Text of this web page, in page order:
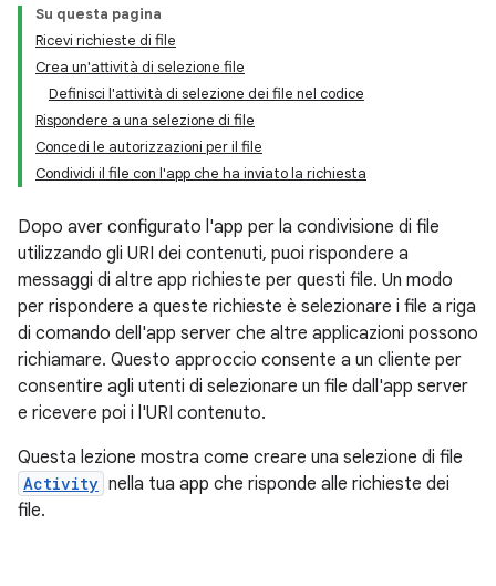
Su questa pagina
Ricevi richieste di file
Crea un'attività di selezione file
Definisci l'attività di selezione dei file nel codice
Rispondere a una selezione di file
Concedi le autorizzazioni per il file
Condividi il file con l'app che ha inviato la richiesta
Dopo aver configurato l'app per la condivisione di file
utilizzando gli URI dei contenuti, puoi rispondere a
messaggi di altre app richieste per questi file. Un modo
per rispondere a queste richieste è selezionare i file a riga
di comando dell'app server che altre applicazioni possono
richiamare. Questo approccio consente a un cliente per
consentire agli utenti di selezionare un file dall'app server
e ricevere poi i l'URI contenuto.
Questa lezione mostra come creare una selezione di file
Activity nella tua app che risponde alle richieste dei
file.